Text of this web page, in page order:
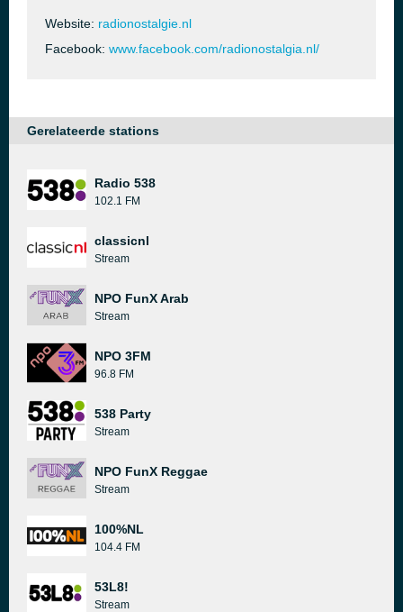
Website: radionostalgie.nl
Facebook: www.facebook.com/radionostalgia.nl/
Gerelateerde stations
Radio 538
102.1 FM
classicnl
Stream
NPO FunX Arab
Stream
NPO 3FM
96.8 FM
538 Party
Stream
NPO FunX Reggae
Stream
100%NL
104.4 FM
53L8!
Stream